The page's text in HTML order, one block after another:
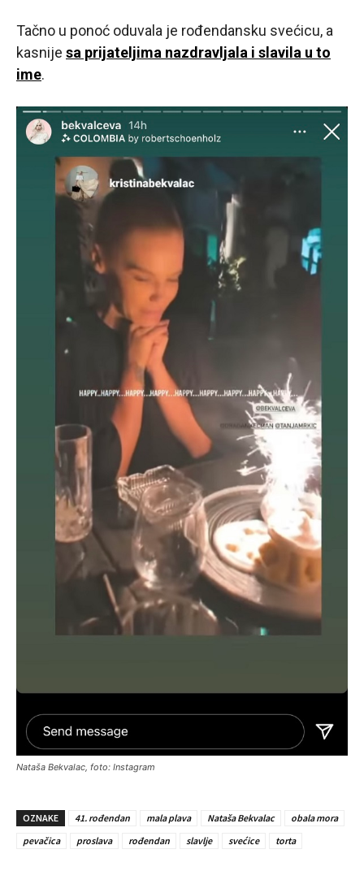
Tačno u ponoć oduvala je rođendansku svećicu, a
kasnije sa prijateljima nazdravljala i slavila u to
ime.
Nataša Bekvalac, foto: Instagram
OZNAKE 41. rođendan mala plava Nataša Bekvalac
obala mora
pevačica
proslava rođendan slavlje svećice torta